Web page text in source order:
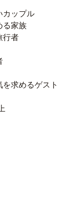
カップル
る家族
行者
求めるゲスト